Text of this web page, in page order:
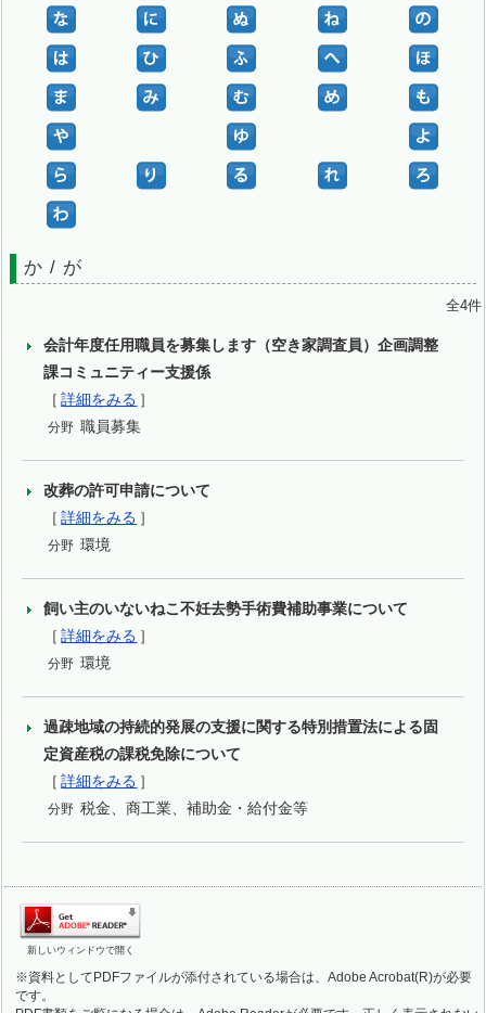
か / が
全4件
会計年度任用職員を募集します（空き家調査員）企画調整
課コミュニティー支援係
［ 詳細をみる ］
分野 職員募集
改葬の許可申請について
［ 詳細をみる ］
分野 環境
飼い主のいないねこ不妊去勢手術費補助事業について
［ 詳細をみる ］
分野 環境
過疎地域の持続的発展の支援に関する特別措置法による固
定資産税の課税免除について
［ 詳細をみる ］
分野 税金、商工業、補助金・給付金等
新しいウィンドウで開く
※資料としてPDFファイルが添付されている場合は、Adobe Acrobat(R)が必要
です。